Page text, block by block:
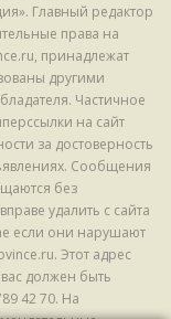
Главный редактор
права на
принадлежат
другими
Частичное
на сайт
за достоверность
Сообщения
без
удалить с сайта
если они нарушают
Этот адрес
должен быть
42 70. На